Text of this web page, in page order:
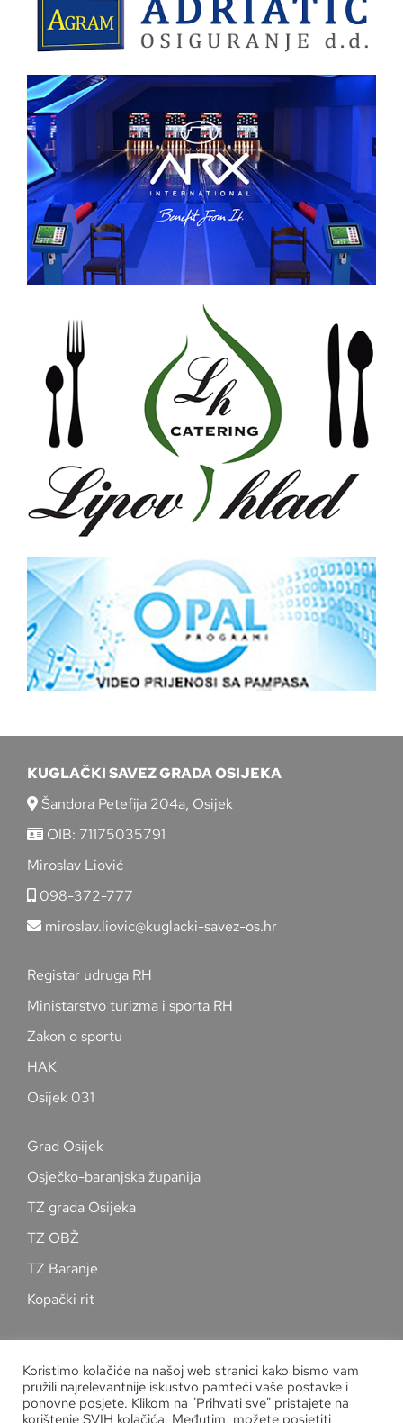
KUGLAČKI SAVEZ GRADA OSIJEKA
Šandora Petefija 204a, Osijek
OIB: 71175035791
Miroslav Liović
098-372-777
miroslav.liovic@kuglacki-savez-os.hr
Registar udruga RH
Ministarstvo turizma i sporta RH
Zakon o sportu
HAK
Osijek 031
Grad Osijek
Osječko-baranjska županija
TZ grada Osijeka
TZ OBŽ
TZ Baranje
Kopački rit
Koristimo kolačiće na našoj web stranici kako bismo vam
pružili najrelevantnije iskustvo pamteći vaše postavke i
ponovne posjete. Klikom na "Prihvati sve" pristajete na
korištenje SVIH kolačića. Međutim, možete posjetiti